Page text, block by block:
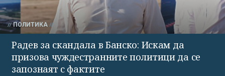
ПОЛИТИКА
Радев за скандала в Банско: Искам да
призова чуждестранните политици да се
запознаят с фактите